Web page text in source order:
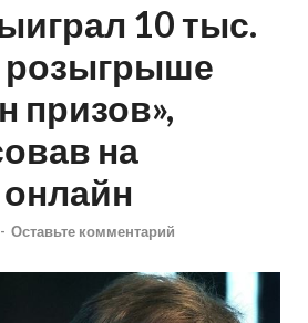
10 тыс.
розыгрыше
призов»,
на
- Оставьте комментарий